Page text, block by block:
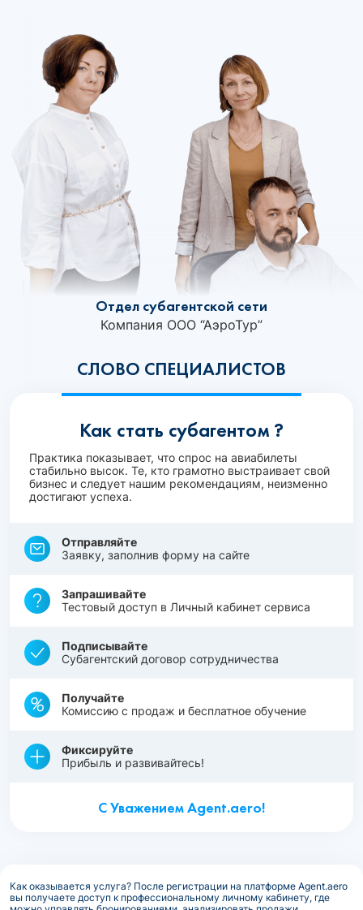
СЛОВО СПЕЦИАЛИСТОВ
Отдел субагентской сети
Компания ООО “АэроТур”
Как стать субагентом ?
Практика показывает, что спрос на авиабилеты
стабильно высок. Те, кто грамотно выстраивает свой
бизнес и следует нашим рекомендациям, неизменно
достигают успеха.
Отправляйте
Заявку, заполнив форму на сайте
Запрашивайте
Тестовый доступ в Личный кабинет сервиса
Подписывайте
Субагентский договор сотрудничества
Получайте
Комиссию с продаж и бесплатное обучение
Фиксируйте
Прибыль и развивайтесь!
С Уважением Agent.aero!
Как оказывается услуга? После регистрации на платформе Agent.aero
вы получаете доступ к профессиональному личному кабинету, где